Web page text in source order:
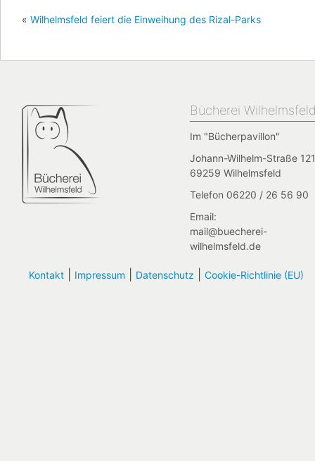
« Wilhelmsfeld feiert die Einweihung des Rizal-Parks
Bücherei
Im "Bücherpavillon"
Johann-Wilhelm-Straße
69259 Wilhelmsfeld
Telefon 06220 / 26 56 90
Email:
mail@buecherei-
wilhelmsfeld.de
Kontakt| Impressum Datenschutz Cookie-Richtlinie (EU)